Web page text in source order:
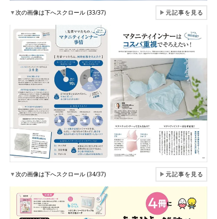
▼次の画像は下へスクロール (33/37) ▶元記事を見る
▼次の画像は下へスクロール (34/37) ▶元記事を見る